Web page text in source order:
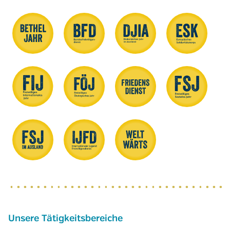
Unsere Tätigkeitsbereiche